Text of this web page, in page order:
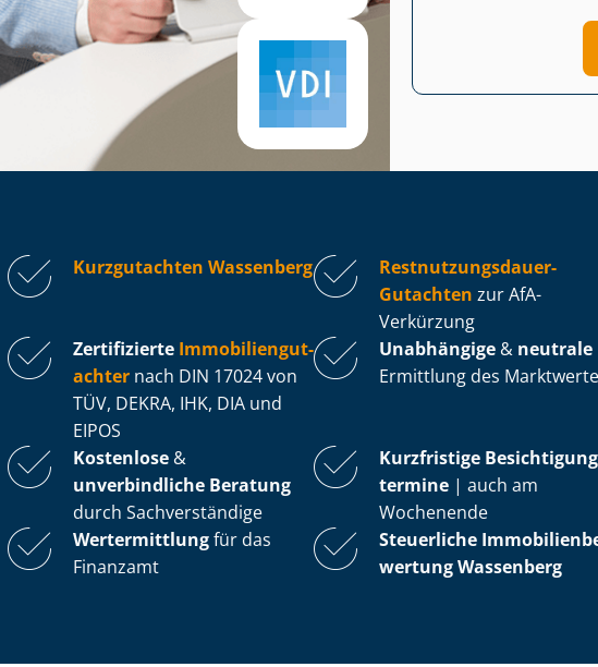
Kurzgutachten Wassenberg
Rest­nut­zungs­dau­er-
Gutachten zur AfA-
Verkürzung
Zertifizierte Im­mo­bi­li­en­gut­
ach­ter nach DIN 17024 von
TÜV, DEKRA, IHK, DIA und
EIPOS
Unabhängige & neutrale
Ermittlung des
Kostenlose &
unverbindliche Beratung
durch Sachverständige
Kurzfristige
ter­mi­ne | auch am
Wochenende
Wertermittlungfür das
Finanzamt
Steuerliche
wer­tungWassenberg